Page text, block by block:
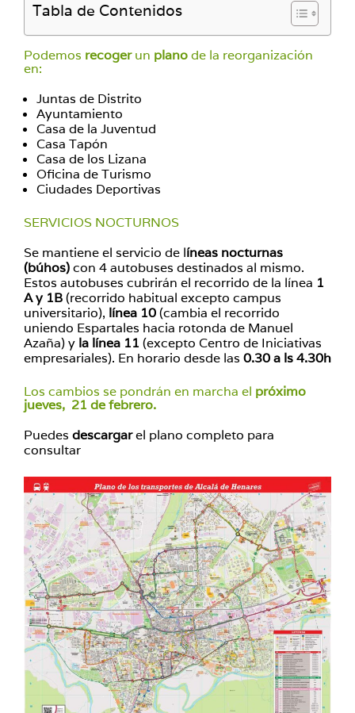
Tabla de Contenidos
Podemos recogerun planode la reorganización
en:
Juntas de Distrito
Ayuntamiento
Casa de la Juventud
Casa Tapón
Casa de los Lizana
Oficina de Turismo
Ciudades Deportivas
SERVICIOS NOCTURNOS
Se mantiene el servicio de líneas nocturnas
(búhos)con 4 autobuses destinados al mismo.
Estos autobuses cubrirán el recorrido de la línea 1
A y 1B(recorrido habitual excepto campus
universitario), línea 10(cambia el recorrido
uniendo Espartales hacia rotonda de Manuel
Azaña) y la línea 11 (excepto Centro de Iniciativas
empresariales). En horario desde las 0.30 a ls 4.30h
Los cambios se pondrán en marcha el próximo
jueves, 21 de febrero.
Puedes descargarel plano completo para
consultar